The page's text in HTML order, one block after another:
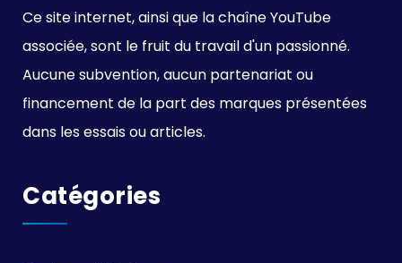
Ce site internet, ainsi que la chaîne YouTube
associée, sont le fruit du travail d'un passionné.
Aucune subvention, aucun partenariat ou
financement de la part des marques présentées
dans les essais ou articles.
Catégories